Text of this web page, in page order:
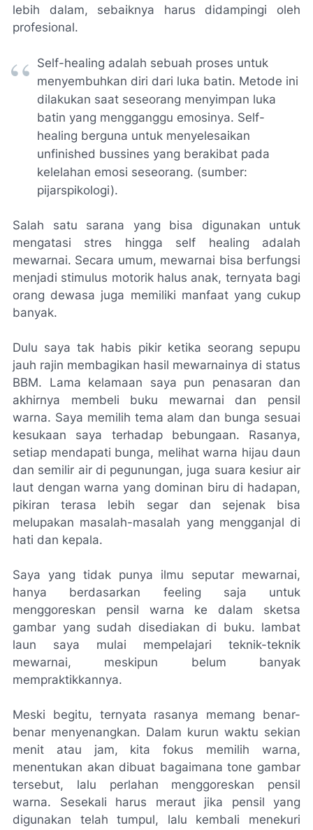
lebih dalam, sebaiknya harus didampingi oleh
profesional.
Self-healing adalah sebuah proses untuk
menyembuhkan diri dari luka batin. Metode ini
dilakukan saat seseorang menyimpan luka
batin yang mengganggu emosinya. Self-
healing berguna untuk menyelesaikan
unfinished bussines yang berakibat pada
kelelahan emosi seseorang. (sumber:
pijarspikologi).
Salah satu sarana yang bisa digunakan untuk
mengatasi stres hingga self healing adalah
mewarnai. Secara umum, mewarnai bisa berfungsi
menjadi stimulus motorik halus anak, ternyata bagi
orang dewasa juga memiliki manfaat yang cukup
banyak.
Dulu saya tak habis pikir ketika seorang sepupu
jauh rajin membagikan hasil mewarnainya di status
BBM. Lama kelamaan saya pun penasaran dan
akhirnya membeli buku mewarnai dan pensil
warna. Saya memilih tema alam dan bunga sesuai
kesukaan saya terhadap bebungaan. Rasanya,
setiap mendapati bunga, melihat warna hijau daun
dan semilir air di pegunungan, juga suara kesiur air
laut dengan warna yang dominan biru di hadapan,
pikiran terasa lebih segar dan sejenak bisa
melupakan masalah-masalah yang mengganjal di
hati dan kepala.
Saya yang tidak punya ilmu seputar mewarnai,
hanya berdasarkan feeling saja untuk
menggoreskan pensil warna ke dalam sketsa
gambar yang sudah disediakan di buku. lambat
laun saya mulai mempelajari teknik-teknik
mewarnai, meskipun belum banyak
mempraktikkannya.
Meski begitu, ternyata rasanya memang benar-
benar menyenangkan. Dalam kurun waktu sekian
menit atau jam, kita fokus memilih warna,
menentukan akan dibuat bagaimanatone gambar
tersebut, lalu perlahan menggoreskan pensil
warna. Sesekali harus meraut jika pensil yang
digunakan telah tumpul, lalu kembali menekuri